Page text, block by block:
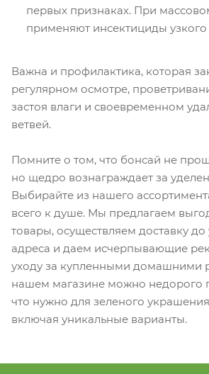
первых признаках. При
применяют инсектициды узкого
Важна и профилактика, которая
регулярном осмотре,
застоя влаги и своевременном
ветвей.
Помните о том, что бонсай не
но щедро вознаграждает за
Выбирайте из нашего
всего к душе. Мы предлагаем
товары, осуществляем доставку до
адреса и даем исчерпывающие
уходу за купленными домашними
нашем магазине можно недорого
что нужно для зеленого
включая уникальные варианты.